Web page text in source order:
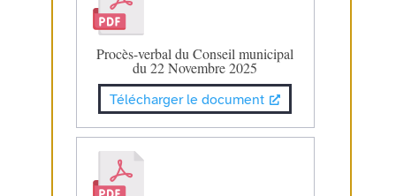
Procès-verbal du Conseil municipal
du 22 Novembre 2025
Télécharger le document